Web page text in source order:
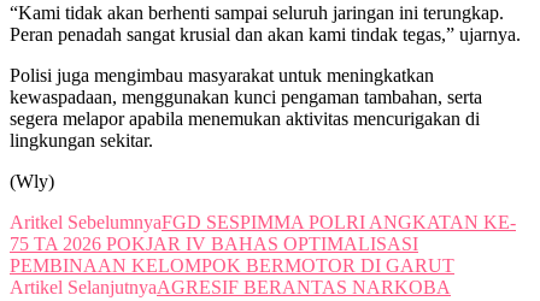
“Kami tidak akan berhenti sampai seluruh jaringan ini terungkap.
Peran penadah sangat krusial dan akan kami tindak tegas,” ujarnya.
Polisi juga mengimbau masyarakat untuk meningkatkan
kewaspadaan, menggunakan kunci pengaman tambahan, serta
segera melapor apabila menemukan aktivitas mencurigakan di
lingkungan sekitar.
(Wly)
Aritkel SebelumnyaFGD SESPIMMA POLRI ANGKATAN KE-
75 TA 2026 POKJAR IV BAHAS OPTIMALISASI
PEMBINAAN KELOMPOK BERMOTOR DI GARUT
Artikel SelanjutnyaAGRESIF BERANTAS NARKOBA